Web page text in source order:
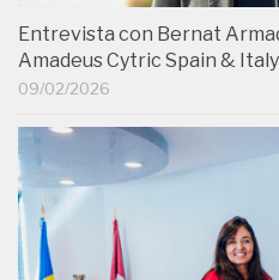
Entrevista con Bernat
Amadeus Cytric Spain & Italy
09/02/2026